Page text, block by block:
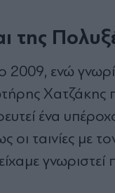
της
2009, ενώ
Χατζάκης
ένα
ταινίες με